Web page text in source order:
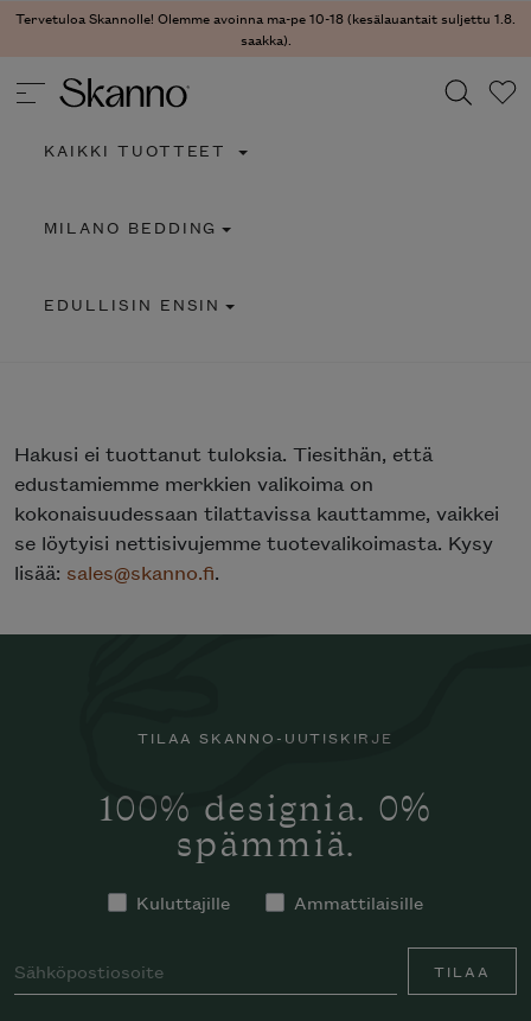
Tervetuloa Skannolle! Olemme avoinna ma-pe 10-18 (kesälauantait suljettu 1.8.
saakka).
Type 2 or more characters for results.
KAIKKI TUOTTEET
MILANO BEDDING
EDULLISIN ENSIN
Hakusi ei tuottanut tuloksia. Tiesithän, että
edustamiemme merkkien valikoima on
kokonaisuudessaan tilattavissa kauttamme, vaikkei
se löytyisi nettisivujemme tuotevalikoimasta. Kysy
lisää: sales@skanno.fi.
TILAA SKANNO-UUTISKIRJE
100% designia. 0%
spämmiä.
Kuluttajille Ammattilaisille
TILAA